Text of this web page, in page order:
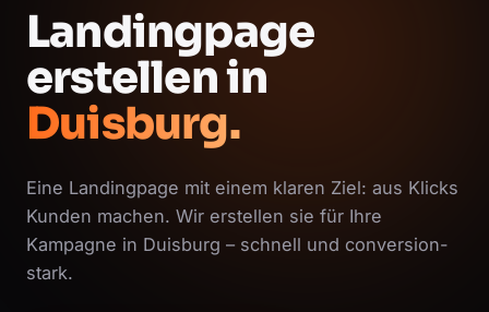
Landingpage
erstellen in
Duisburg.
Eine Landingpage mit einem klaren Ziel: aus Klicks
Kunden machen. Wir erstellen sie für Ihre
Kampagne in Duisburg – schnell und conversion-
stark.